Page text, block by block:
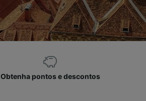
Obtenha pontos e descontos